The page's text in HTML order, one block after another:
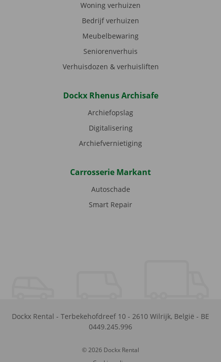
Woning verhuizen
Bedrijf verhuizen
Meubelbewaring
Seniorenverhuis
Verhuisdozen & verhuisliften
Dockx Rhenus Archisafe
Archiefopslag
Digitalisering
Archiefvernietiging
Carrosserie Markant
Autoschade
Smart Repair
Dockx Rental - Terbekehofdreef 10 - 2610 Wilrijk, België - BE
0449.245.996
© 2026 Dockx Rental